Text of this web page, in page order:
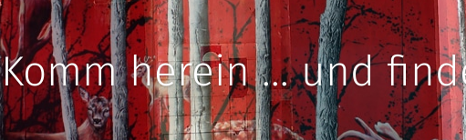
Komm herein ... und